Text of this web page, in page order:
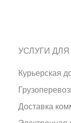
УСЛУГИ
Курьерская
Доставка